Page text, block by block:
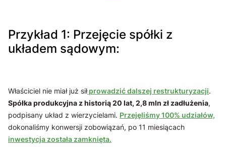
Przykład 1: Przejęcie spółki z
układem sądowym:
Właściciel nie miał już siłprowadzić dalszej restrukturyzacji.
Spółka produkcyjna z historią 20 lat, 2,8 mln zł zadłużenia,
podpisany układ z wierzycielami. Przejęliśmy 100% udziałów,
dokonaliśmy konwersji zobowiązań, po 11 miesiącach
inwestycja została zamknięta.